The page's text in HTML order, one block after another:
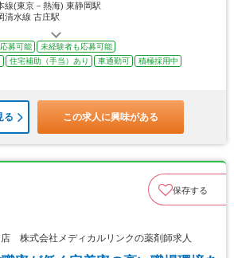
線(東京－熱海) 東静岡駅
清水線 古庄駅
募可能
未経験者も応募可能
住宅補助（手当）あり 車通勤可
積極採用中
る この求人に興味がある
保存する
株式会社メディカルリンクの薬剤師求人